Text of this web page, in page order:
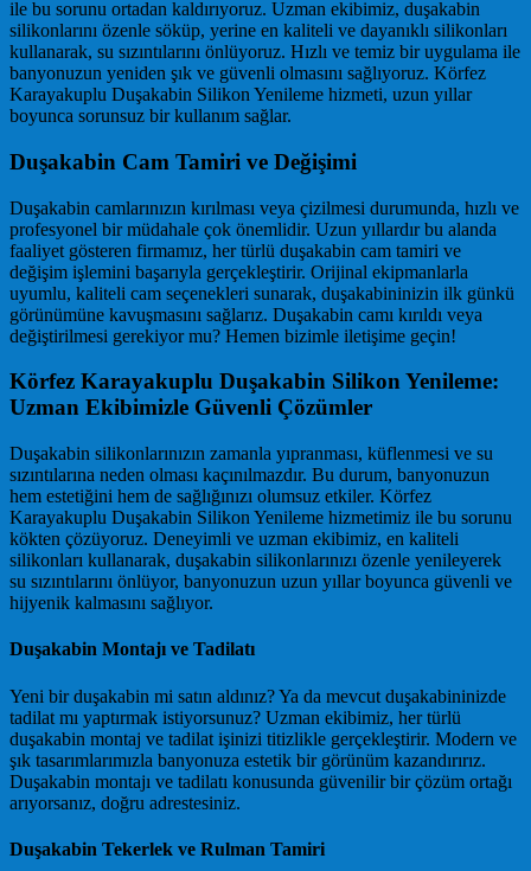
ile bu sorunu ortadan kaldırıyoruz. Uzman ekibimiz, duşakabin
silikonlarını özenle söküp, yerine en kaliteli ve dayanıklı silikonları
kullanarak, su sızıntılarını önlüyoruz. Hızlı ve temiz bir uygulama ile
banyonuzun yeniden şık ve güvenli olmasını sağlıyoruz. Körfez
Karayakuplu Duşakabin Silikon Yenileme hizmeti, uzun yıllar
boyunca sorunsuz bir kullanım sağlar.
Duşakabin Cam Tamiri ve Değişimi
Duşakabin camlarınızın kırılması veya çizilmesi durumunda, hızlı ve
profesyonel bir müdahale çok önemlidir. Uzun yıllardır bu alanda
faaliyet gösteren firmamız, her türlü duşakabin cam tamiri ve
değişim işlemini başarıyla gerçekleştirir. Orijinal ekipmanlarla
uyumlu, kaliteli cam seçenekleri sunarak, duşakabininizin ilk günkü
görünümüne kavuşmasını sağlarız. Duşakabin camı kırıldı veya
değiştirilmesi gerekiyor mu? Hemen bizimle iletişime geçin!
Körfez Karayakuplu Duşakabin Silikon Yenileme:
Uzman Ekibimizle Güvenli Çözümler
Duşakabin silikonlarınızın zamanla yıpranması, küflenmesi ve su
sızıntılarına neden olması kaçınılmazdır. Bu durum, banyonuzun
hem estetiğini hem de sağlığınızı olumsuz etkiler. Körfez
Karayakuplu Duşakabin Silikon Yenileme hizmetimiz ile bu sorunu
kökten çözüyoruz. Deneyimli ve uzman ekibimiz, en kaliteli
silikonları kullanarak, duşakabin silikonlarınızı özenle yenileyerek
su sızıntılarını önlüyor, banyonuzun uzun yıllar boyunca güvenli ve
hijyenik kalmasını sağlıyor.
Duşakabin Montajı ve Tadilatı
Yeni bir duşakabin mi satın aldınız? Ya da mevcut duşakabininizde
tadilat mı yaptırmak istiyorsunuz? Uzman ekibimiz, her türlü
duşakabin montaj ve tadilat işinizi titizlikle gerçekleştirir. Modern ve
şık tasarımlarımızla banyonuza estetik bir görünüm kazandırırız.
Duşakabin montajı ve tadilatı konusunda güvenilir bir çözüm ortağı
arıyorsanız, doğru adrestesiniz.
Duşakabin Tekerlek ve Rulman Tamiri